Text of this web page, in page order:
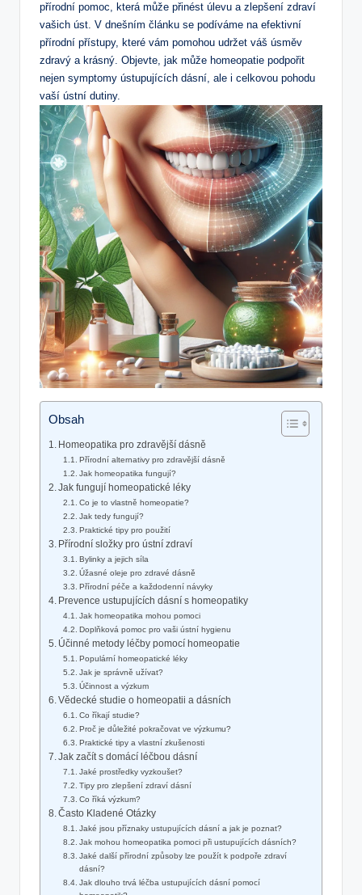
přírodní pomoc, která může přinést úlevu a zlepšení zdraví
vašich úst. V dnešním článku se podíváme na efektivní
přírodní přístupy, které vám pomohou udržet váš úsměv
zdravý a krásný. Objevte, jak může homeopatie podpořit
nejen symptomy ústupujících dásní, ale i celkovou pohodu
vaší ústní dutiny.
Obsah
Homeopatika pro zdravější dásně
Přírodní alternativy pro zdravější dásně
Jak homeopatika fungují?
Jak fungují homeopatické léky
Co je to vlastně homeopatie?
Jak tedy fungují?
Praktické tipy pro použití
Přírodní složky pro ústní zdraví
Bylinky a jejich síla
Úžasné oleje pro zdravé dásně
Přírodní péče a každodenní návyky
Prevence ustupujících dásní s homeopatiky
Jak homeopatika mohou pomoci
Doplňková pomoc pro vaši ústní hygienu
Účinné metody léčby pomocí homeopatie
Populární homeopatické léky
Jak je správně užívat?
Účinnost a výzkum
Vědecké studie o homeopatii a dásních
Co říkají studie?
Proč je důležité pokračovat ve výzkumu?
Praktické tipy a vlastní zkušenosti
Jak začít s domácí léčbou dásní
Jaké prostředky vyzkoušet?
Tipy pro zlepšení zdraví dásní
Co říká výzkum?
Často Kladené Otázky
Jaké jsou příznaky ustupujících dásní a jak je poznat?
Jak mohou homeopatika pomoci při ustupujících dásních?
Jaké další přírodní způsoby lze použít k podpoře zdraví
dásní?
Jak dlouho trvá léčba ustupujících dásní pomocí